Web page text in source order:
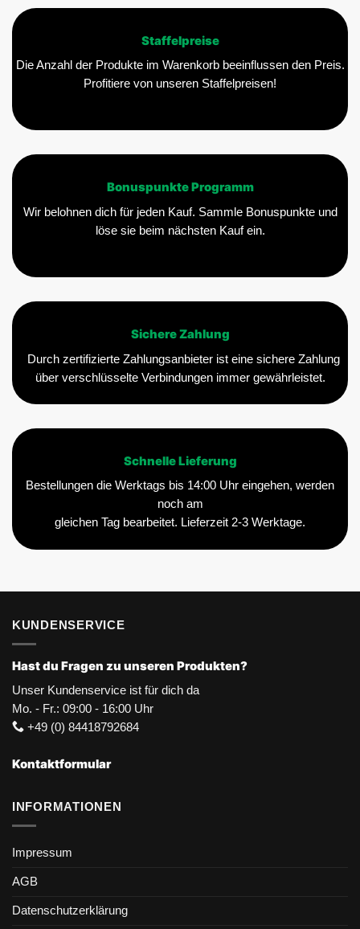
Staffelpreise
Die Anzahl der Produkte im Warenkorb beeinflussen den Preis.
Profitiere von unseren Staffelpreisen!
Bonuspunkte Programm
Wir belohnen dich für jeden Kauf. Sammle Bonuspunkte und
löse sie beim nächsten Kauf ein.
Sichere Zahlung
Durch zertifizierte Zahlungsanbieter ist eine sichere Zahlung
über verschlüsselte Verbindungen immer gewährleistet.
Schnelle Lieferung
Bestellungen die Werktags bis 14:00 Uhr eingehen, werden
noch am
gleichen Tag bearbeitet. Lieferzeit 2-3 Werktage.
KUNDENSERVICE
Hast du Fragen zu unseren Produkten?
Unser Kundenservice ist für dich da
Mo. - Fr.: 09:00 - 16:00 Uhr
+49 (0) 84418792684
Kontaktformular
INFORMATIONEN
Impressum
AGB
Datenschutzerklärung